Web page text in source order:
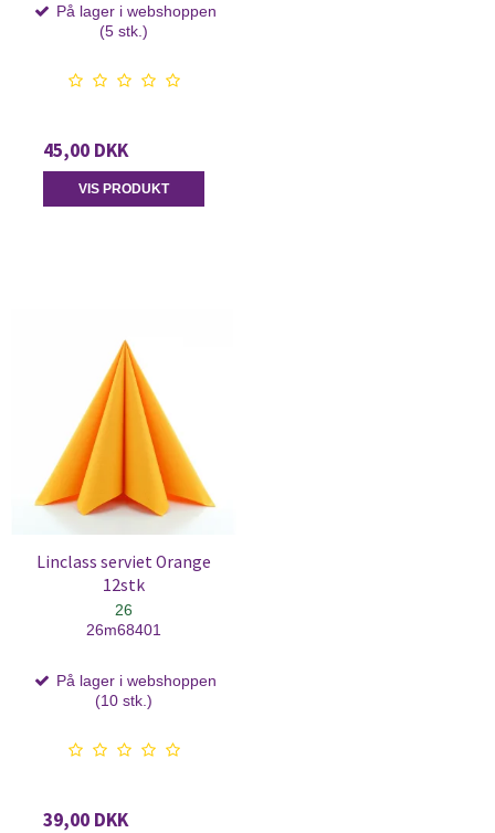
På lager i webshoppen
(5 stk.)
45,00 DKK
VIS PRODUKT
Linclass serviet Orange
12stk
26
26m68401
På lager i webshoppen
(10 stk.)
39,00 DKK